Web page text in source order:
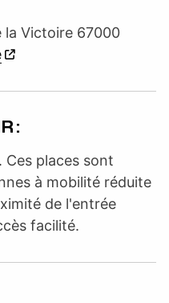
la Victoire 67000
:
Ces places sont
à mobilité réduite
de l'entrée
facilité.